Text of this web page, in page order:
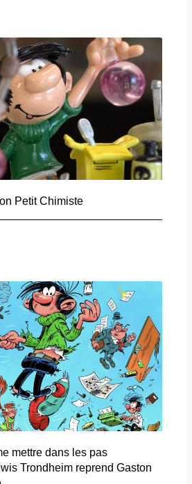
Petit Chimiste
mettre dans les pas
Trondheim reprend Gaston